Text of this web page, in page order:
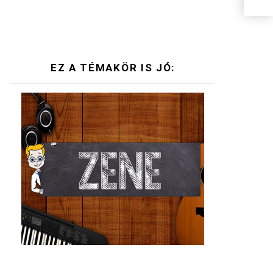
EZ A TÉMAKÖR IS JÓ: